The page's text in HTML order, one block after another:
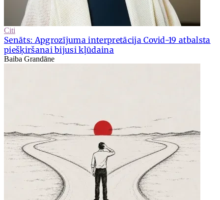
Citi
Senāts: Apgrozījuma interpretācija Covid-19 atbalsta
piešķiršanai bijusi kļūdaina
Baiba Grandāne